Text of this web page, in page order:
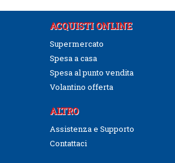
ACQUISTI ONLINE
Supermercato
Spesa a casa
Spesa al punto vendita
Volantino offerta
ALTRO
Assistenza e Supporto
Contattaci